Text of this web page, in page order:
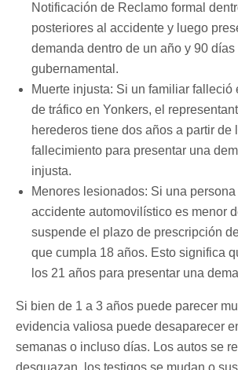
Notificación de Reclamo formal
posteriores al accidente y luego
demanda dentro de un año y 90
gubernamental.
Muerte injusta: Si un familiar falleció
de tráfico en Yonkers, el
herederos tiene dos años a partir de
fallecimiento para presentar una
injusta.
Menores lesionados: Si una
accidente automovilístico es menor
suspende el plazo de prescripción
que cumpla 18 años. Esto significa
los 21 años para presentar una
Si bien de 1 a 3 años puede parecer
evidencia valiosa puede desaparecer
semanas o incluso días. Los autos se